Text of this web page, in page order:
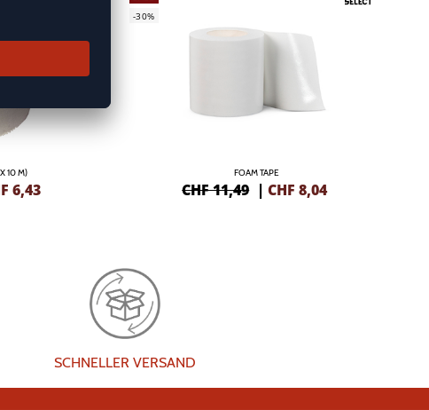
10 M)
6,43
-30%
FOAM TAPE
CHF 11,49 |CHF 8,04
SCHNELLER VERSAND